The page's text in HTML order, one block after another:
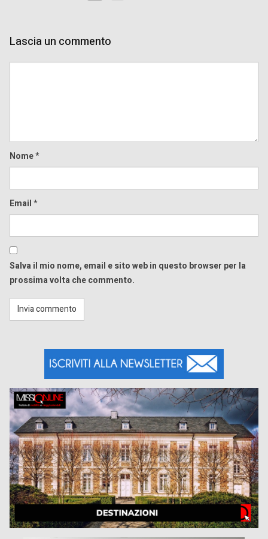
Lascia un commento
Nome*
Email*
Salva il mio nome, email e sito web in questo browser per la
prossima volta che commento.